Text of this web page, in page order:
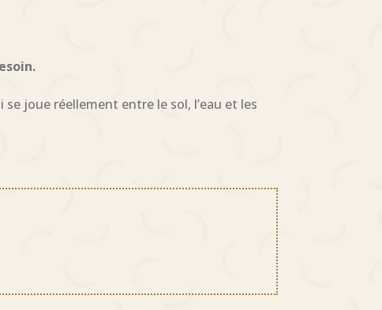
joue réellement entre le sol, l’eau et les